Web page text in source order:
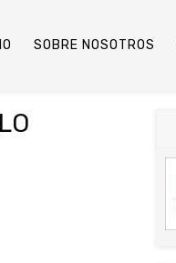
SOBRE NOSOTROS